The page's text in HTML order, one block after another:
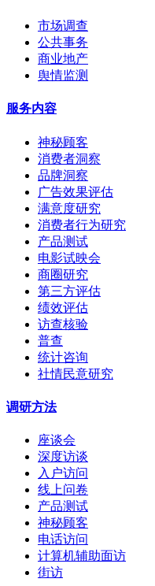
市场调查
公共事务
商业地产
舆情监测
服务内容
神秘顾客
消费者洞察
品牌洞察
广告效果评估
满意度研究
消费者行为研究
产品测试
电影试映会
商圈研究
第三方评估
绩效评估
访查核验
普查
统计咨询
社情民意研究
调研方法
座谈会
深度访谈
入户访问
线上问卷
产品测试
神秘顾客
电话访问
计算机辅助面访
街访